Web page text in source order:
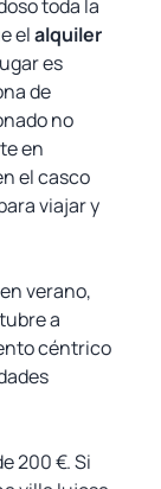
toda la
elalquiler
es
de
no
en
el casco
viajar y
verano,
a
céntrico
200 €. Si